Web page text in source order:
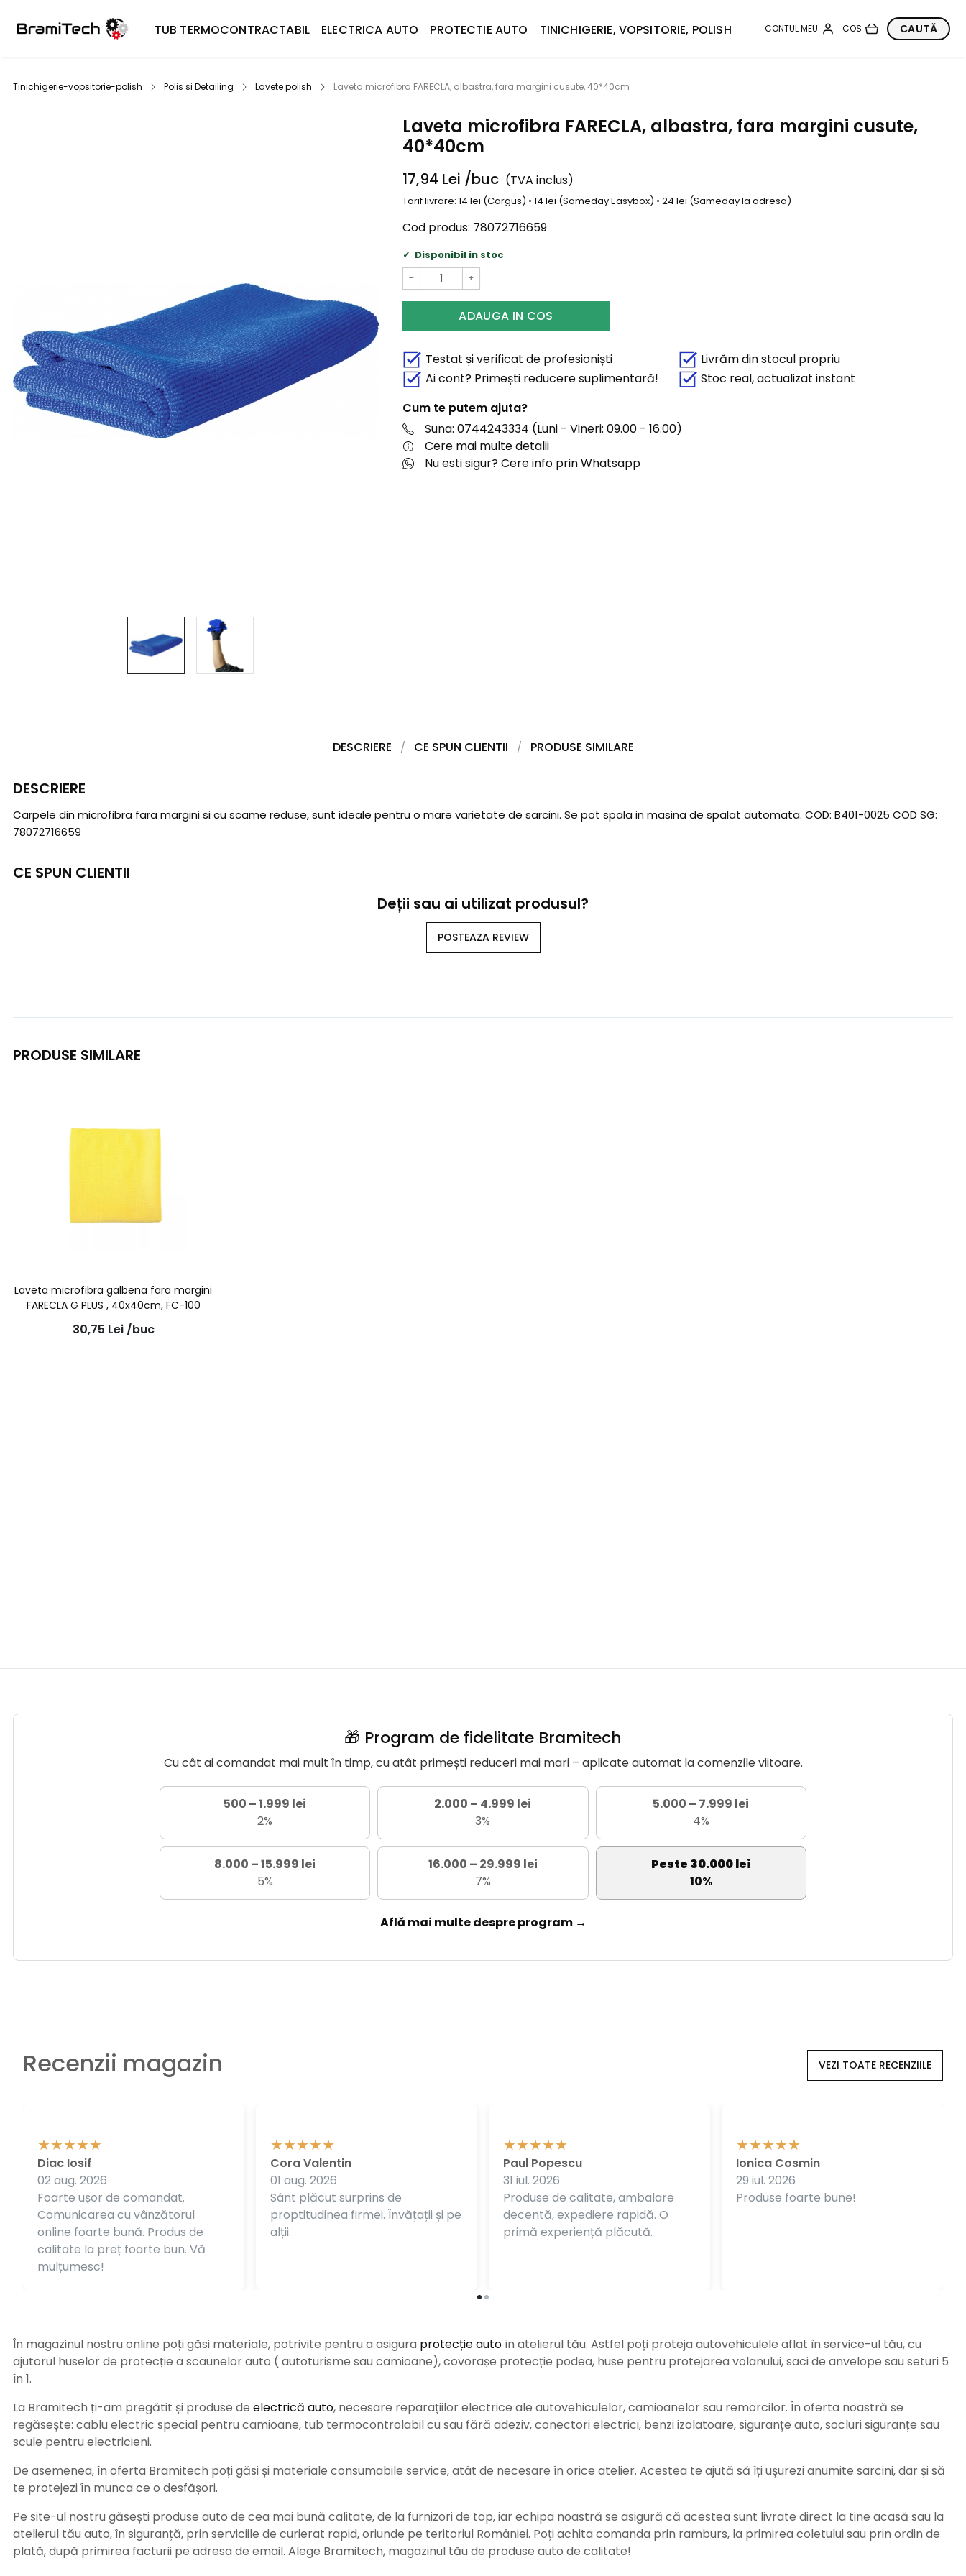
TUB TERMOCONTRACTABIL ELECTRICA AUTO PROTECTIE AUTO TINICHIGERIE, VOPSITORIE, POLISH
Tinichigerie-vopsitorie-polish Polis si Detailing Lavete polish Laveta microfibra FARECLA, albastra, fara margini cusute, 40*40cm
Laveta microfibra FARECLA, albastra, fara margini cusute,
40*40cm
17,94 Lei /buc (TVA inclus)
Tarif livrare: 14 lei (Cargus) • 14 lei (Sameday Easybox) • 24 lei (Sameday la adresa)
Cod produs: 78072716659
Disponibil in stoc
− +
ADAUGA IN COS
Testat și verificat de profesioniști
Livrăm din stocul propriu
Ai cont? Primești reducere suplimentară!
Stoc real, actualizat instant
Cum te putem ajuta?
Suna: 0744243334 (Luni - Vineri: 09.00 - 16.00)
Cere mai multe detalii
Nu esti sigur? Cere info prin Whatsapp
DESCRIERE CE SPUN CLIENTII PRODUSE SIMILARE
DESCRIERE
Carpele din microfibra fara margini si cu scame reduse, sunt ideale pentru o mare varietate de sarcini. Se pot spala in masina de spalat automata. COD: B401-0025 COD SG:
78072716659
CE SPUN CLIENTII
Deții sau ai utilizat produsul?
POSTEAZA REVIEW
PRODUSE SIMILARE
Laveta microfibra galbena fara margini
FARECLA G PLUS , 40x40cm, FC-100
30,75 Lei /buc
🎁 Program de fidelitate Bramitech
Cu cât ai comandat mai mult în timp, cu atât primești reduceri mai mari – aplicate automat la comenzile viitoare.
500 – 1.999 lei
2%
2.000 – 4.999 lei
3%
5.000 – 7.999 lei
4%
8.000 – 15.999 lei
5%
16.000 – 29.999 lei
7%
Peste 30.000 lei
10%
Află mai multe despre program →
Recenzii magazin VEZI TOATE RECENZIILE
Foarte ușor de comandat.
Comunicarea cu vânzătorul
online foarte bună. Produs de
calitate la preț foarte bun. Vă
mulțumesc!
Diac Iosif
02 aug. 2026
Sânt plăcut surprins de
proptitudinea firmei. Învățații și pe
alții.
Cora Valentin
01 aug. 2026
Produse de calitate, ambalare
decentă, expediere rapidă. O
primă experiență plăcută.
Paul Popescu
31 iul. 2026
Produse foarte bune!
Ionica Cosmin
29 iul. 2026
În magazinul nostru online poți găsi materiale, potrivite pentru a asigura protecție autoîn atelierul tău. Astfel poți proteja autovehiculele aflat în service-ul tău, cu
ajutorul huselor de protecție a scaunelor auto ( autoturisme sau camioane), covorașe protecție podea, huse pentru protejarea volanului, saci de anvelope sau seturi 5
în 1.
La Bramitech ți-am pregătit și produse de electrică auto, necesare reparațiilor electrice ale autovehiculelor, camioanelor sau remorcilor. În oferta noastră se
regăsește: cablu electric special pentru camioane, tub termocontrolabil cu sau fără adeziv, conectori electrici, benzi izolatoare, siguranțe auto, socluri siguranțe sau
scule pentru electricieni.
De asemenea, în oferta Bramitech poți găsi și materiale consumabile service, atât de necesare în orice atelier. Acestea te ajută să îți ușurezi anumite sarcini, dar și să
te protejezi în munca ce o desfășori.
Pe site-ul nostru găsești produse auto de cea mai bună calitate, de la furnizori de top, iar echipa noastră se asigură că acestea sunt livrate direct la tine acasă sau la
atelierul tău auto, în siguranță, prin serviciile de curierat rapid, oriunde pe teritoriul României. Poți achita comanda prin ramburs, la primirea coletului sau prin ordin de
plată, după primirea facturii pe adresa de email. Alege Bramitech, magazinul tău de produse auto de calitate!